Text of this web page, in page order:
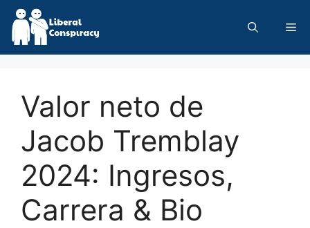
Skip
content
Valor neto de
Jacob Tremblay
2024: Ingresos,
Carrera & Bio